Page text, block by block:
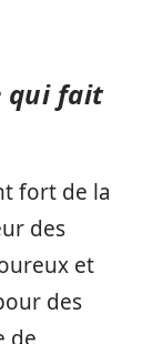
qui fait
fort de la
des
et
des